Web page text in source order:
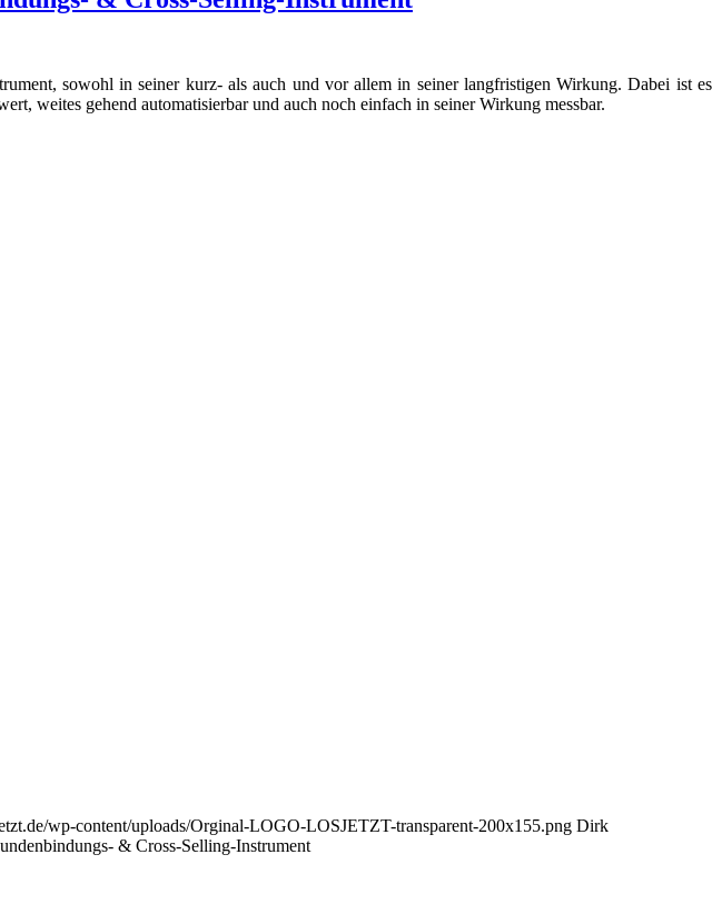
sowohl in seiner kurz- als auch und vor allem in seiner langfristigen Wirkung. Dabei ist es
weites gehend automatisierbar und auch noch einfach in seiner Wirkung messbar.
wp-content/uploads/Orginal-LOGO-LOSJETZT-transparent-200x155.png Dirk
& Cross-Selling-Instrument